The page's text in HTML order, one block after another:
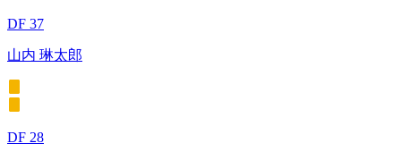
DF 37
山内 琳太郎
DF 28